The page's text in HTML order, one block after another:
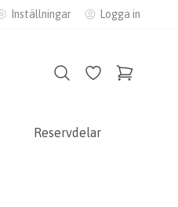
Inställningar Logga in
Reservdelar